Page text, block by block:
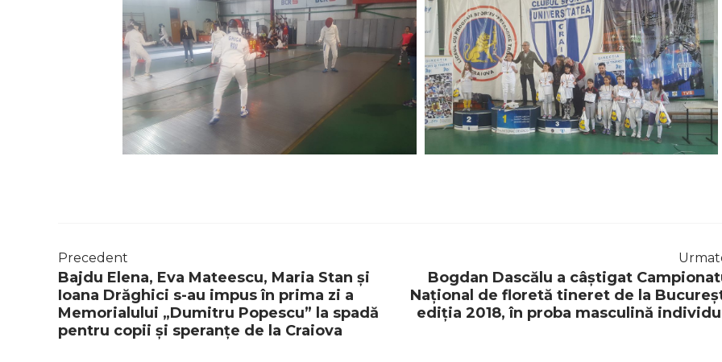
Precedent
Bajdu Elena, Eva Mateescu, Maria Stan și
Ioana Drăghici s-au impus în prima zi a
Memorialului „Dumitru Popescu” la spadă
pentru copii și speranțe de la Craiova
Bogdan Dascălu a câștigat
Național de floretă tineret de la
ediția 2018, în proba masculină